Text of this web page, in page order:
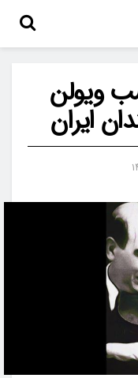
ویولن
ایران